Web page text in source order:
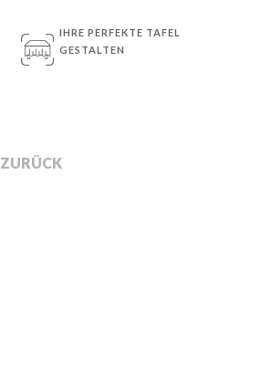
IHRE PERFEKTE TAFEL
GESTALTEN
ZURÜCK